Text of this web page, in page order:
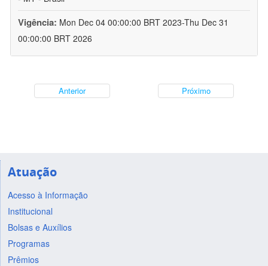
Vigência: Mon Dec 04 00:00:00 BRT 2023-Thu Dec 31
00:00:00 BRT 2026
Anterior Próximo
Atuação
Acesso à Informação
Institucional
Bolsas e Auxílios
Programas
Prêmios